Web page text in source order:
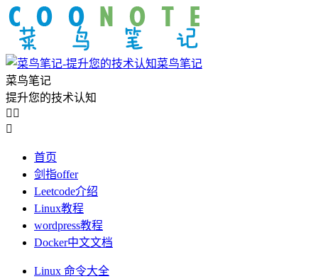
菜鸟笔记
菜鸟笔记
提升您的技术认知
 

首页
剑指offer
Leetcode介绍
Linux教程
wordpress教程
Docker中文文档
Linux 命令大全